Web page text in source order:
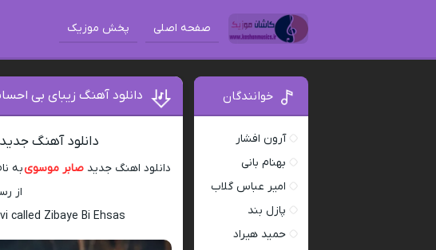
صفحه اصلی پخش موزیک
دانلود آهنگ زیبای بی
دانلود آهنگ
دانلود اهنگ جدید صابر موسویبه
از
called Zibaye Bi Ehsas
خوانندگان
آرون افشار
بهنام بانی
امیر عباس گلاب
پازل بند
حمید هیراد